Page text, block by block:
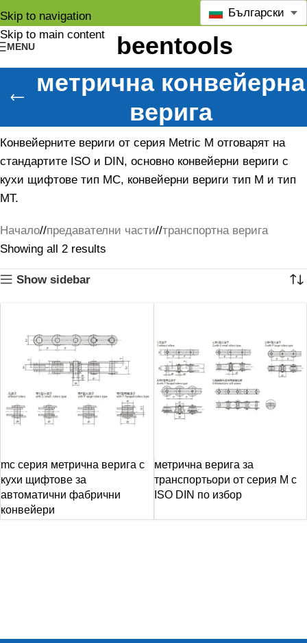
Skip to navigation
Skip to main content
MENU
Български
метрична конвейерна
верига
Конвейерните вериги от серия Metric M отговарят на
стандартите ISO и DIN, основно конвейерни вериги с
кухи щифтове тип MC, конвейерни вериги тип M и тип
MT.
Начало/ предавателни части/ транспортна верига
Showing all 2 results
Show sidebar
mc серия метрична верига с
кухи щифтове за
автоматични фабрични
конвейери
метрична верига за
транспортьори от серия M с
ISO DIN по избор